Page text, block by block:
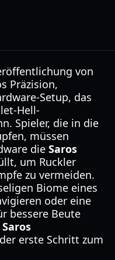
von
Präzision,
Setup, das
Hell-
Spieler, die in die
müssen
die Saros
um Ruckler
zu vermeiden.
Biome eines
oder eine
bessere Beute
Saros
erste Schritt zum